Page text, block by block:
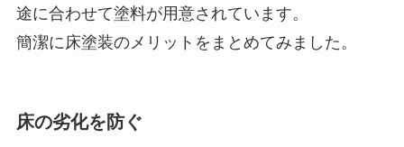
途に合わせて塗料が用意されています。
簡潔に床塗装のメリットをまとめてみました。
床の劣化を防ぐ